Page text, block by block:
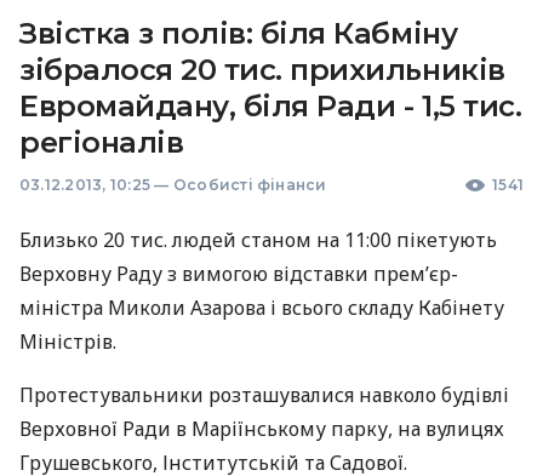
Звістка з полів: біля Кабміну
зібралося 20 тис. прихильників
Евромайдану, біля Ради - 1,5 тис.
регіоналів
03.12.2013, 10:25 — Особисті фінанси 1541
Близько 20 тис. людей станом на 11:00 пікетують
Верховну Раду з вимогою відставки прем’єр-
міністра Миколи Азарова і всього складу Кабінету
Міністрів.
Протестувальники розташувалися навколо будівлі
Верховної Ради в Маріїнському парку, на вулицях
Грушевського, Інститутській та Садової.